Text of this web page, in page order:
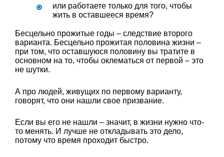
или работаете только для того, чтобы
жить в оставшееся время?
Бесцельно прожитые годы – следствие второго
варианта. Бесцельно прожитая половина жизни –
при том, что оставшуюся половину вы тратите в
основном на то, чтобы оклематься от первой – это
не шутки.
А про людей, живущих по первому варианту,
говорят, что они нашли свое призвание.
Если вы его не нашли – значит, в жизни нужно что-
то менять. И лучше не откладывать это дело,
потому что время проходит быстро.